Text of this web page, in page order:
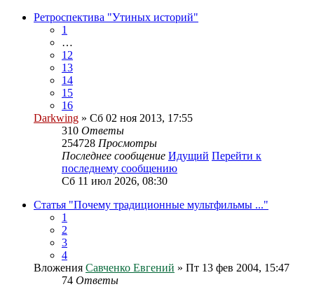
Ретроспектива "Утиных историй"
1
…
12
13
14
15
16
Darkwing » Сб 02 ноя 2013, 17:55
310 Ответы
254728 Просмотры
Последнее сообщение Идущий Перейти к
последнему сообщению
Сб 11 июл 2026, 08:30
Статья "Почему традиционные мультфильмы ..."
1
2
3
4
Вложения Савченко Евгений » Пт 13 фев 2004, 15:47
74 Ответы